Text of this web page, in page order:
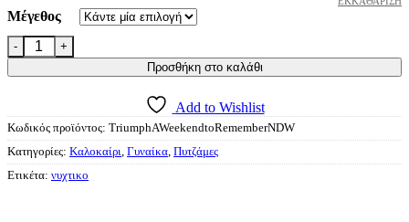
was:
τιμή
€24,50.
Μέγεθος
Triumph Νυχτικό A Weekend to Remember NDW ποσότητα
Προσθήκη στο καλάθι
Add to Wishlist
Κωδικός προϊόντος: TriumphAWeekendtoRememberNDW
Κατηγορίες: Καλοκαίρι, Γυναίκα, Πυτζάμες
Ετικέτα: νυχτικο